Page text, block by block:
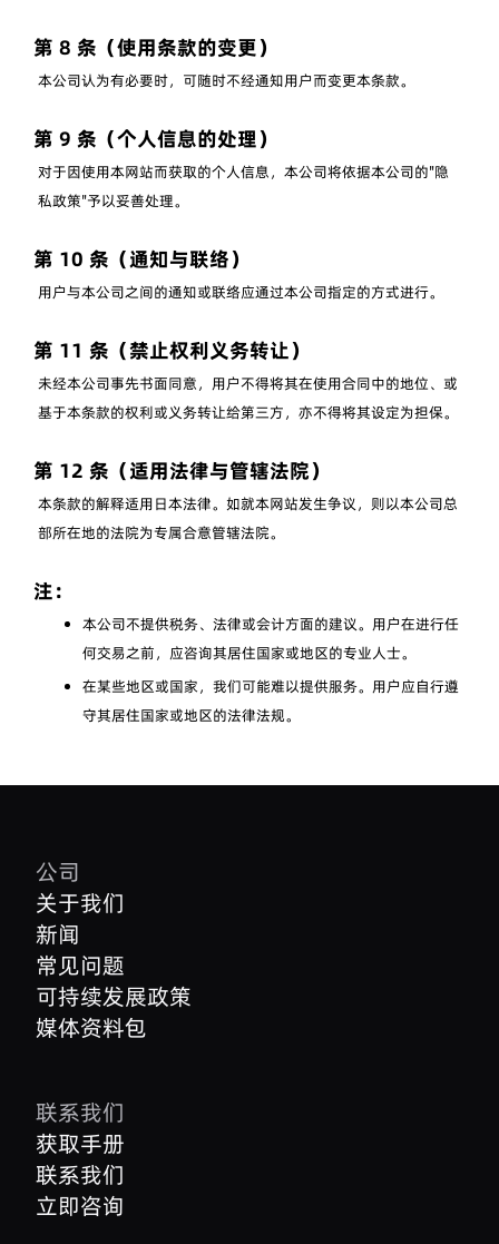
第 8 条（使用条款的变更）
本公司认为有必要时，可随时不经通知用户而变更本条款。
第 9 条（个人信息的处理）
对于因使用本网站而获取的个人信息，本公司将依据本公司的"隐
私政策"予以妥善处理。
第 10 条（通知与联络）
用户与本公司之间的通知或联络应通过本公司指定的方式进行。
第 11 条（禁止权利义务转让）
未经本公司事先书面同意，用户不得将其在使用合同中的地位、或
基于本条款的权利或义务转让给第三方，亦不得将其设定为担保。
第 12 条（适用法律与管辖法院）
本条款的解释适用日本法律。如就本网站发生争议，则以本公司总
部所在地的法院为专属合意管辖法院。
注：
本公司不提供税务、法律或会计方面的建议。用户在进行任
何交易之前，应咨询其居住国家或地区的专业人士。
在某些地区或国家，我们可能难以提供服务。用户应自行遵
守其居住国家或地区的法律法规。
公司
关于我们
新闻
常见问题
可持续发展政策
媒体资料包
联系我们
获取手册
联系我们
立即咨询